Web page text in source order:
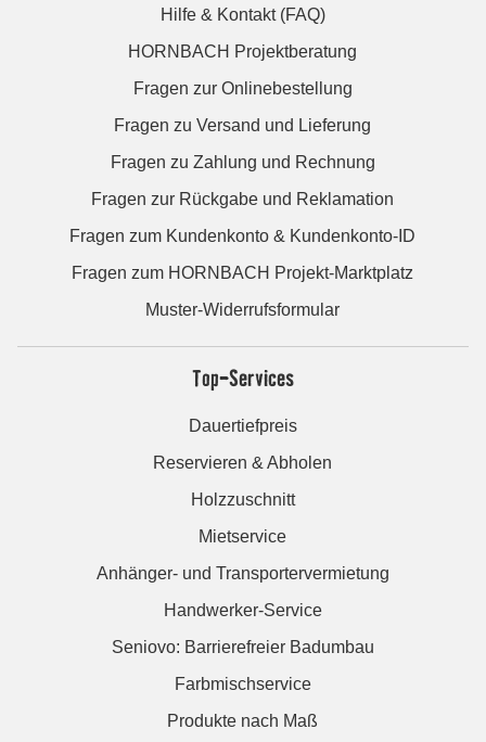
Hilfe & Kontakt (FAQ)
HORNBACH Projektberatung
Fragen zur Onlinebestellung
Fragen zu Versand und Lieferung
Fragen zu Zahlung und Rechnung
Fragen zur Rückgabe und Reklamation
Fragen zum Kundenkonto & Kundenkonto-ID
Fragen zum HORNBACH Projekt-Marktplatz
Muster-Widerrufsformular
Top-Services
Dauertiefpreis
Reservieren & Abholen
Holzzuschnitt
Mietservice
Anhänger- und Transportervermietung
Handwerker-Service
Seniovo: Barrierefreier Badumbau
Farbmischservice
Produkte nach Maß